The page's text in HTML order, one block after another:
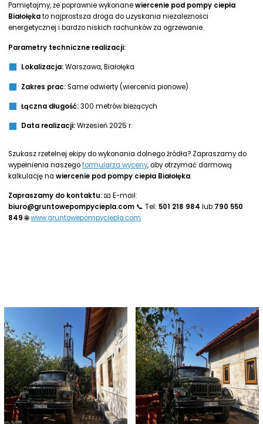
Pamiętajmy, że poprawnie wykonanewiercenie pod pompy ciepła
Białołękato najprostsza droga do uzyskania niezależności
energetycznej i bardzo niskich rachunków za ogrzewanie.
Parametry techniczne realizacji:
Lokalizacja:Warszawa, Białołęka
Zakres prac:Same odwierty (wiercenia pionowe)
Łączna długość:300 metrów bieżących
Data realizacji:Wrzesień 2025 r.
Szukasz rzetelnej ekipy do wykonania dolnego źródła? Zapraszamy do
wypełnienia naszegoformularza wyceny, aby otrzymać darmową
kalkulację nawiercenie pod pompy ciepła Białołęka.
Zapraszamy do kontaktu:📧 E-mail:
biuro@gruntowepompyciepla.com 📞 Tel: 501 218 984 lub 790 550
849🌐www.gruntowepompyciepla.com